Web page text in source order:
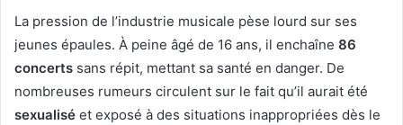
La pression de l’industrie musicale pèse lourd sur ses
jeunes épaules. À peine âgé de 16 ans, il enchaîne 86
concerts sans répit, mettant sa santé en danger. De
nombreuses rumeurs circulent sur le fait qu’il aurait été
sexualisé et exposé à des situations inappropriées dès le